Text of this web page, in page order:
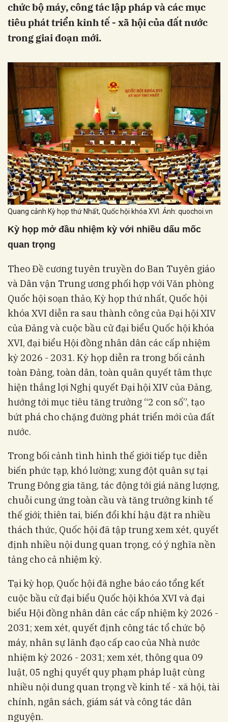
chức bộ máy, công tác lập pháp và các mục
tiêu phát triển kinh tế - xã hội của đất nước
trong giai đoạn mới.
Quang cảnh Kỳ họp thứ Nhất, Quốc hội khóa XVI. Ảnh: quochoi.vn
Kỳ họp mở đầu nhiệm kỳ với nhiều dấu mốc
quan trọng
Theo Đề cương tuyên truyền do Ban Tuyên giáo
và Dân vận Trung ương phối hợp với Văn phòng
Quốc hội soạn thảo, Kỳ họp thứ nhất, Quốc hội
khóa XVI diễn ra sau thành công của Đại hội XIV
của Đảng và cuộc bầu cử đại biểu Quốc hội khóa
XVI, đại biểu Hội đồng nhân dân các cấp nhiệm
kỳ 2026 - 2031. Kỳ họp diễn ra trong bối cảnh
toàn Đảng, toàn dân, toàn quân quyết tâm thực
hiện thắng lợi Nghị quyết Đại hội XIV của Đảng,
hướng tới mục tiêu tăng trưởng “2 con số”, tạo
bứt phá cho chặng đường phát triển mới của đất
nước.
Trong bối cảnh tình hình thế giới tiếp tục diễn
biến phức tạp, khó lường; xung đột quân sự tại
Trung Đông gia tăng, tác động tới giá năng lượng,
chuỗi cung ứng toàn cầu và tăng trưởng kinh tế
thế giới; thiên tai, biến đổi khí hậu đặt ra nhiều
thách thức, Quốc hội đã tập trung xem xét, quyết
định nhiều nội dung quan trọng, có ý nghĩa nền
tảng cho cả nhiệm kỳ.
Tại kỳ họp, Quốc hội đã nghe báo cáo tổng kết
cuộc bầu cử đại biểu Quốc hội khóa XVI và đại
biểu Hội đồng nhân dân các cấp nhiệm kỳ 2026 -
2031; xem xét, quyết định công tác tổ chức bộ
máy, nhân sự lãnh đạo cấp cao của Nhà nước
nhiệm kỳ 2026 - 2031; xem xét, thông qua 09
luật, 05 nghị quyết quy phạm pháp luật cùng
nhiều nội dung quan trọng về kinh tế - xã hội, tài
chính, ngân sách, giám sát và công tác dân
nguyện.